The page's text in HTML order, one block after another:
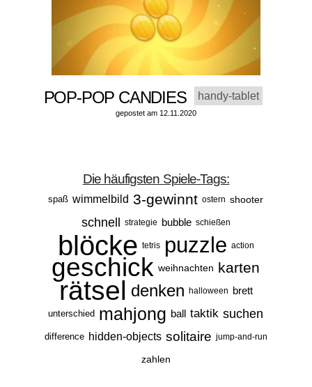
POP-POP CANDIES handy-tablet
gepostet am 12.11.2020
Die häufigsten Spiele-Tags:
spaß wimmelbild 3-gewinnt ostern shooter
schnell strategie bubble schießen
blöcke tetris puzzle action
geschick weihnachten karten
rätsel denken halloween brett
unterschied mahjong ball taktik suchen
difference hidden-objects solitaire jump-and-run
zahlen